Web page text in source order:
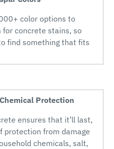
color options to
for concrete stains, so
find something that fits
Protection
ensures that it’ll last,
protection from damage
chemicals, salt,